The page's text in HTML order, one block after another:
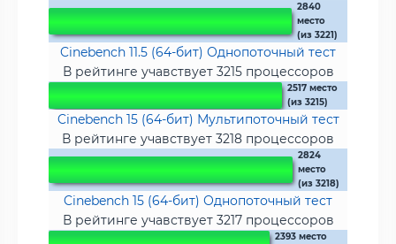
2840
место
(из 3221)
Cinebench 11.5 (64-бит) Однопоточный тест
В рейтинге учавствует 3215 процессоров
2517 место
(из 3215)
Cinebench 15 (64-бит) Мультипоточный тест
В рейтинге учавствует 3218 процессоров
2824
место
(из 3218)
Cinebench 15 (64-бит) Однопоточный тест
В рейтинге учавствует 3217 процессоров
2393 место